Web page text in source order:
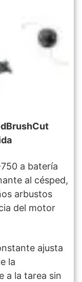
a batería
al césped,
arbustos
del motor
ajusta
la
a la tarea sin